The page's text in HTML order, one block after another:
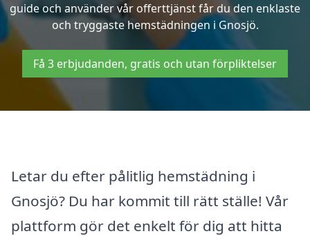
guide och använder vår offerttjänst får du den enklaste
och tryggaste hemstädningen i Gnosjö.
Få 3 erbjudanden, gratis och utan förpliktelser
Letar du efter pålitlig hemstädning i
Gnosjö? Du har kommit till rätt ställe! Vår
plattform gör det enkelt för dig att hitta